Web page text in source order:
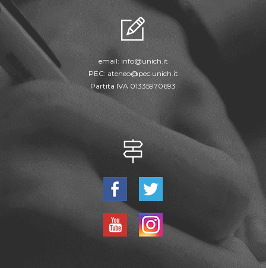
email: info@unich.it
PEC: ateneo@pec.unich.it
Partita IVA 01335970693